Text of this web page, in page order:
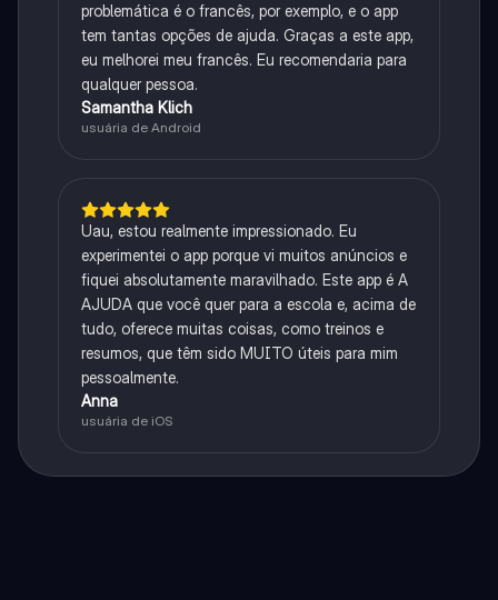
problemática é o francês, por exemplo, e o app
tem tantas opções de ajuda. Graças a este app,
eu melhorei meu francês. Eu recomendaria para
qualquer pessoa.
Samantha Klich
usuária de Android
Uau, estou realmente impressionado. Eu
experimentei o app porque vi muitos anúncios e
fiquei absolutamente maravilhado. Este app é A
AJUDA que você quer para a escola e, acima de
tudo, oferece muitas coisas, como treinos e
resumos, que têm sido MUITO úteis para mim
pessoalmente.
Anna
usuária de iOS